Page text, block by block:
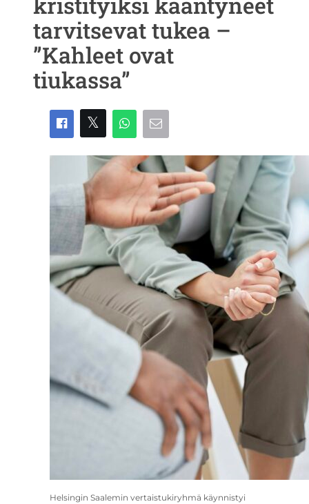
tarvitsevat tukea –
”Kahleet ovat
tiukassa”
Helsingin Saalemin vertaistukiryhmä käynnistyi